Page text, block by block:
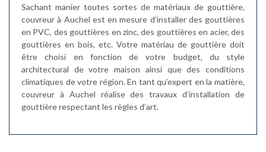
Sachant manier toutes sortes de matériaux de gouttière,
couvreur à Auchel est en mesure d’installer des gouttières
en PVC, des gouttières en zinc, des gouttières en acier, des
gouttières en bois, etc. Votre matériau de gouttière doit
être choisi en fonction de votre budget, du style
architectural de votre maison ainsi que des conditions
climatiques de votre région. En tant qu’expert en la matière,
couvreur à Auchel réalise des travaux d’installation de
gouttière respectant les règles d’art.